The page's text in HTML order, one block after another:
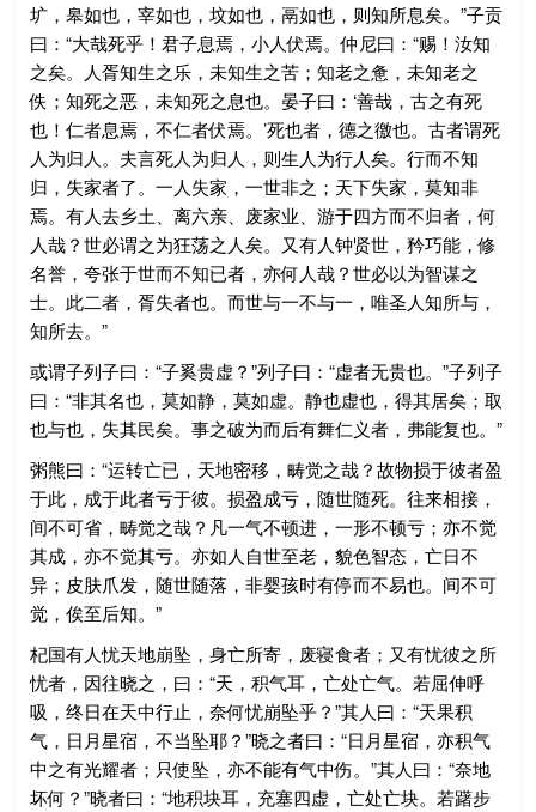
圹，皋如也，宰如也，坟如也，鬲如也，则知所息矣。”子贡
曰：“大哉死乎！君子息焉，小人伏焉。仲尼曰：“赐！汝知
之矣。人胥知生之乐，未知生之苦；知老之惫，未知老之
佚；知死之恶，未知死之息也。晏子曰：‘善哉，古之有死
也！仁者息焉，不仁者伏焉。’死也者，德之徼也。古者谓死
人为归人。夫言死人为归人，则生人为行人矣。行而不知
归，失家者了。一人失家，一世非之；天下失家，莫知非
焉。有人去乡土、离六亲、废家业、游于四方而不归者，何
人哉？世必谓之为狂荡之人矣。又有人钟贤世，矜巧能，修
名誉，夸张于世而不知已者，亦何人哉？世必以为智谋之
士。此二者，胥失者也。而世与一不与一，唯圣人知所与，
知所去。”
或谓子列子曰：“子奚贵虚？”列子曰：“虚者无贵也。”子列子
曰：“非其名也，莫如静，莫如虚。静也虚也，得其居矣；取
也与也，失其民矣。事之破为而后有舞仁义者，弗能复也。”
粥熊曰：“运转亡已，天地密移，畴觉之哉？故物损于彼者盈
于此，成于此者亏于彼。损盈成亏，随世随死。往来相接，
间不可省，畴觉之哉？凡一气不顿进，一形不顿亏；亦不觉
其成，亦不觉其亏。亦如人自世至老，貌色智态，亡日不
异；皮肤爪发，随世随落，非婴孩时有停而不易也。间不可
觉，俟至后知。”
杞国有人忧天地崩坠，身亡所寄，废寝食者；又有忧彼之所
忧者，因往晓之，曰：“天，积气耳，亡处亡气。若屈伸呼
吸，终日在天中行止，奈何忧崩坠乎？”其人曰：“天果积
气，日月星宿，不当坠耶？”晓之者曰：“日月星宿，亦积气
中之有光耀者；只使坠，亦不能有气中伤。”其人曰：“奈地
坏何？”晓者曰：“地积块耳，充塞四虚，亡处亡块。若躇步